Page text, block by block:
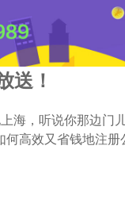
送！
海，听说你那边门
高效又省钱地注